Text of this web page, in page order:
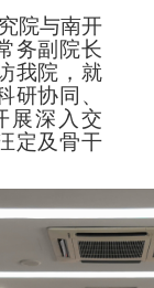
院与南开
务副院长
我院，就
研协同、
展深入交
定及骨干